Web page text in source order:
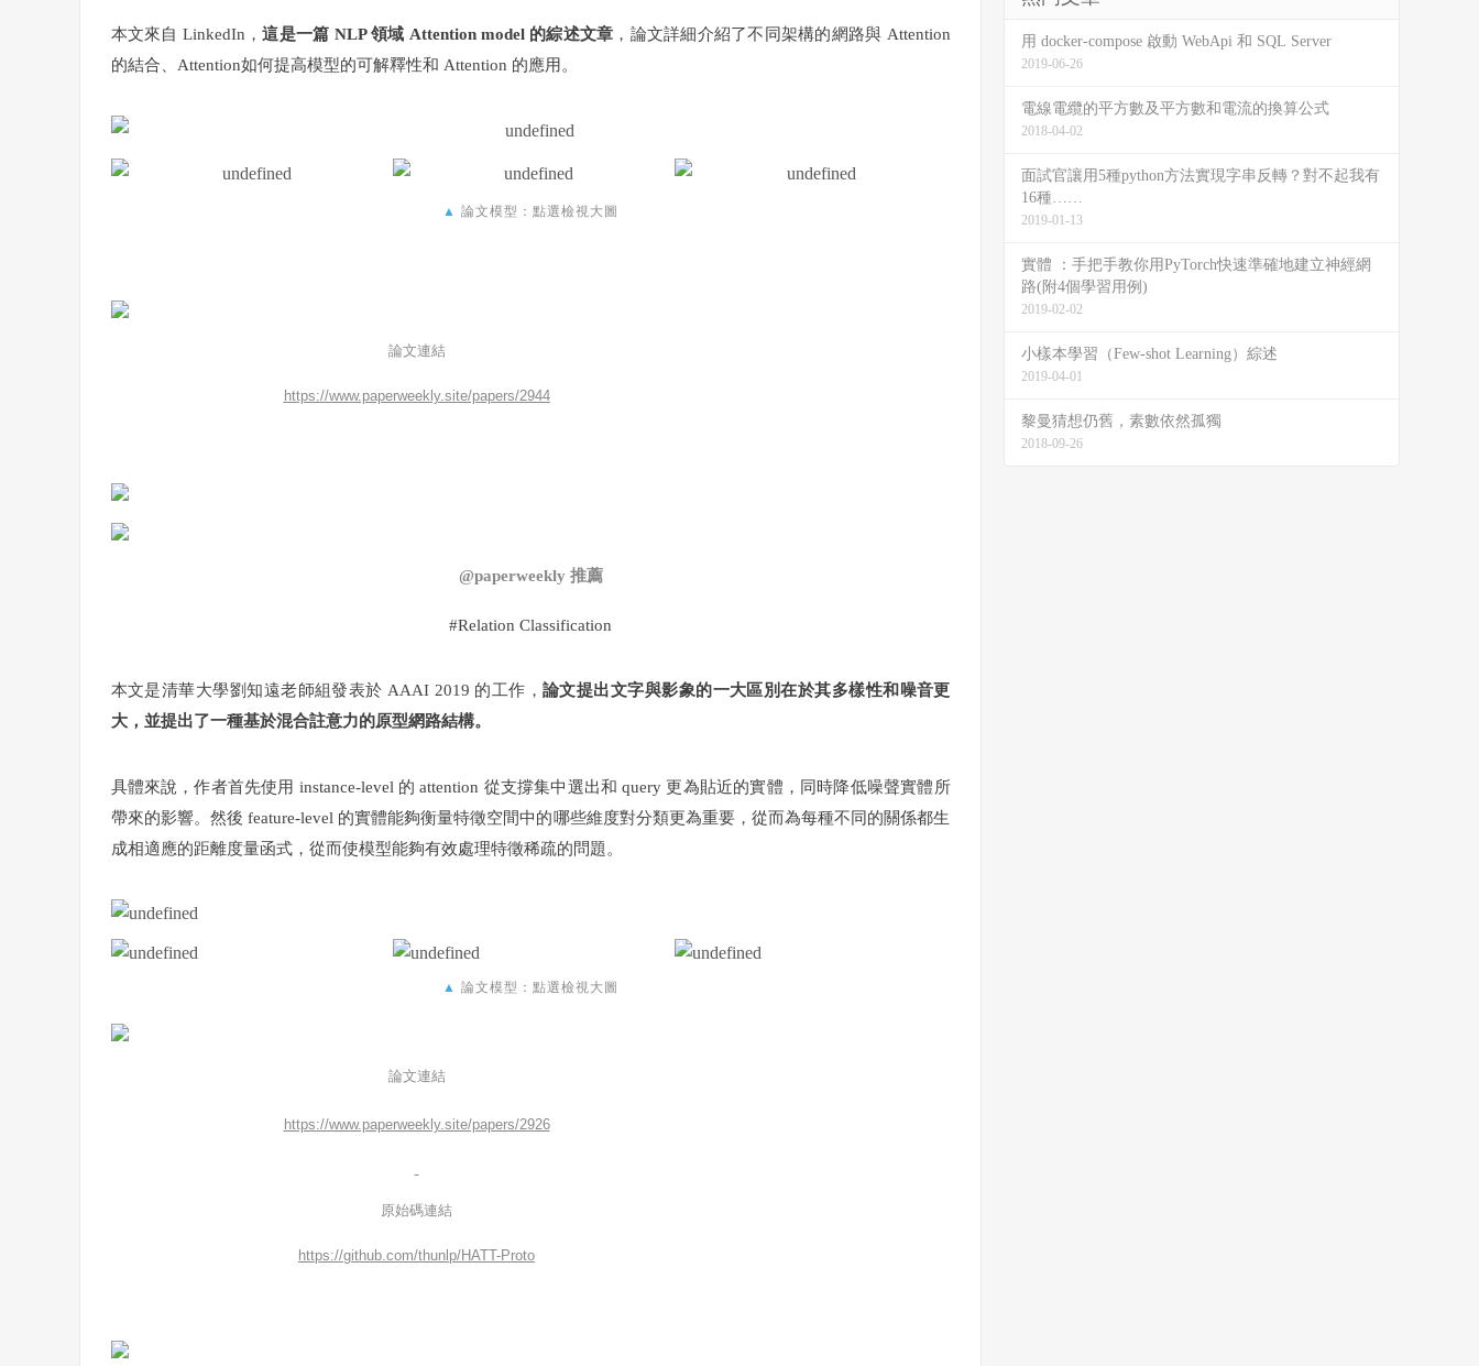
本文來自 LinkedIn，這是一篇 NLP 領域 Attention model 的綜述文章 ，論文詳細介紹了不同架構的網路與 Attention
的結合、Attention如何提高模型的可解釋性和 Attention 的應用。
▲ 論文模型：點選檢視大圖
論文連結
https://www.paperweekly.site/papers/2944
@paperweekly 推薦
#Relation Classification
本文是清華大學劉知遠老師組發表於 AAAI 2019 的工作， 論文提出文字與影象的一大區別在於其多樣性和噪音更
大，並提出了一種基於混合註意力的原型網路結構。
具體來說，作者首先使用 instance-level 的 attention 從支撐集中選出和 query 更為貼近的實體，同時降低噪聲實體所
帶來的影響。然後 feature-level 的實體能夠衡量特徵空間中的哪些維度對分類更為重要，從而為每種不同的關係都生
成相適應的距離度量函式，從而使模型能夠有效處理特徵稀疏的問題。
▲ 論文模型：點選檢視大圖
論文連結
https://www.paperweekly.site/papers/2926
原始碼連結
https://github.com/thunlp/HATT-Proto
用 docker-compose 啟動 WebApi 和 SQL Server
2019-06-26
電線電纜的平方數及平方數和電流的換算公式
2018-04-02
面試官讓用5種python方法實現字串反轉？對不起我有
16種……
2019-01-13
實體 ：手把手教你用PyTorch快速準確地建立神經網
路(附4個學習用例)
2019-02-02
小樣本學習（Few-shot Learning）綜述
2019-04-01
黎曼猜想仍舊，素數依然孤獨
2018-09-26